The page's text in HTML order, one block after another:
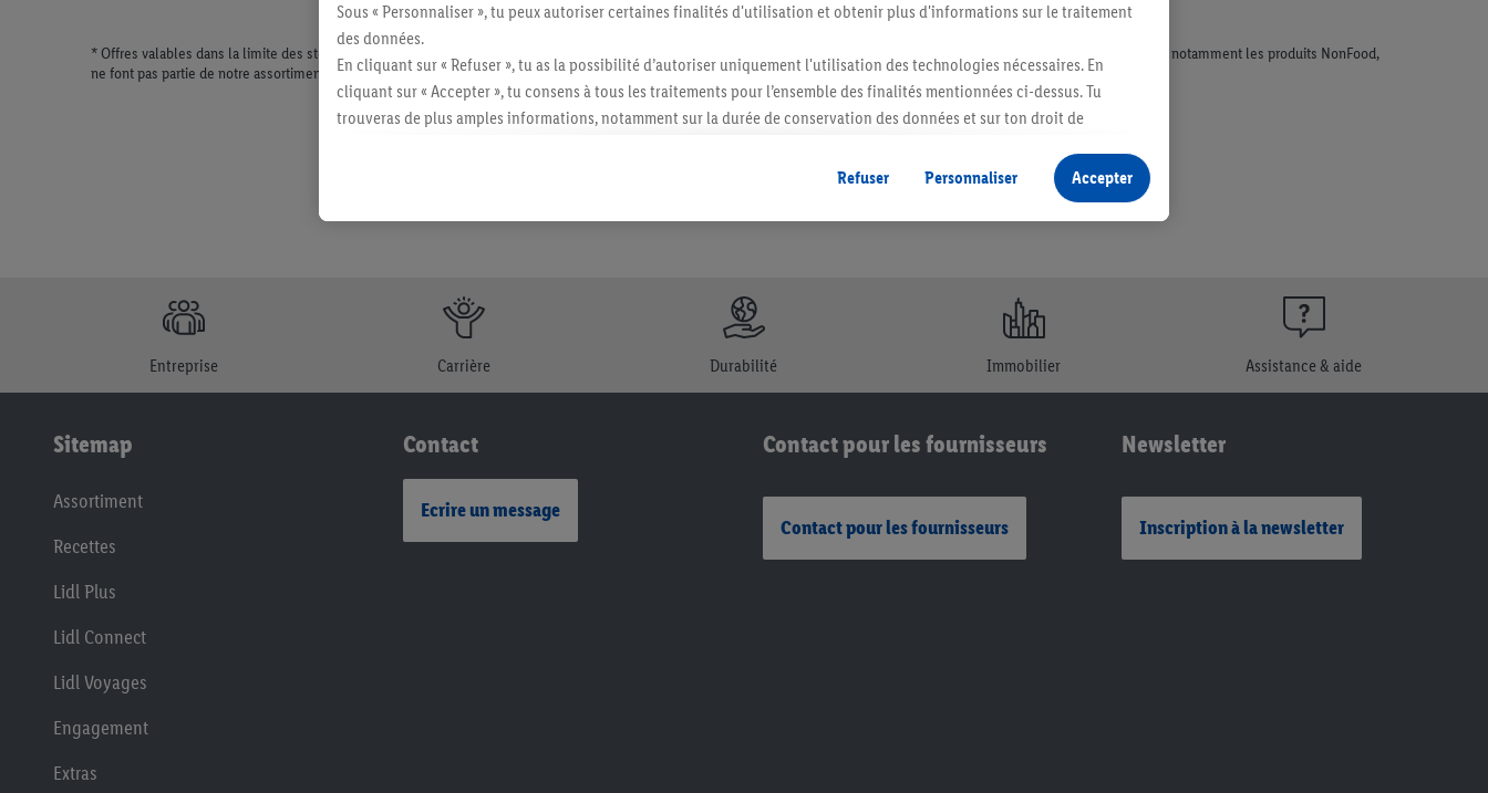
* Offres valables dans la limite des stocks disponibles. Vente limitée à des quantités usuelles pour un ménage. Vendu sans décoration. Les produits faisant l'objet de la publicité, notamment les produits NonFood,
ne font pas partie de notre assortiment de produits permanents. Ill. semblables.
Entreprise Carrière Durabilité Immobilier Assistance & aide
Sitemap
Assortiment
Recettes
Lidl Plus
Lidl Connect
Lidl Voyages
Engagement
Extras
Contact
Ecrire un message
Contact pour les fournisseurs
Contact pour les fournisseurs
Newsletter
Inscription à la newsletter
Sous « Personnaliser », tu peux autoriser certaines finalités d'utilisation et obtenir plus d'informations sur le traitement
des données.
En cliquant sur « Refuser », tu as la possibilité d’autoriser uniquement l'utilisation des technologies nécessaires. En
cliquant sur « Accepter », tu consens à tous les traitements pour l’ensemble des finalités mentionnées ci-dessus. Tu
trouveras de plus amples informations, notamment sur la durée de conservation des données et sur ton droit de
Refuser Personnaliser Accepter